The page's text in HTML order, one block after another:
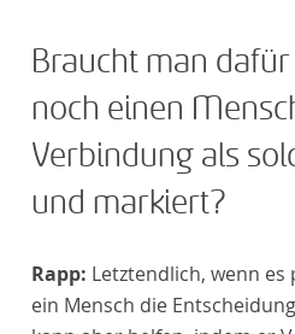
Braucht man
noch einen
Verbindung als
und markiert?
Rapp: Letztendlich, wenn es
ein Mensch die